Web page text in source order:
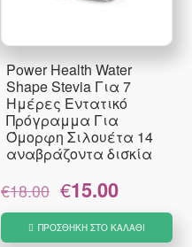
Power Health Water
Shape Stevia Για 7
Ημέρες Εντατικό
Πρόγραμμα Για
Όμορφη Σιλουέτα 14
αναβράζοντα δισκία
€18.00
Original
price
€18.00.
€15.00
είναι:
ΠΡΟΣΘΉΚΗ ΣΤΟ ΚΑΛΆΘΙ